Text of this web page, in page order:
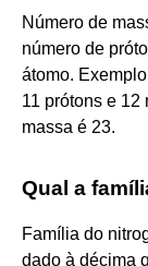
Número de
número de
átomo.
11 prótons e 12
massa é 23.
Qual a
Família do
dado à décima